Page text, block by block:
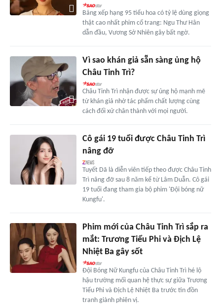
Bảng xếp hạng 95 tiểu hoa có tỷ lệ dùng giọng
thật cao nhất phim cổ trang: Ngu Thư Hân
dẫn đầu, Vương Sở Nhiên gây bất ngờ.
Vì sao khán giả sẵn sàng ủng hộ
Châu Tinh Trì?
Châu Tinh Trì nhận được sự ủng hộ mạnh mẽ
từ khán giả nhờ tác phẩm chất lượng cùng
cách đối xử chân thành với mọi người.
Cô gái 19 tuổi được Châu Tinh Trì
nâng đỡ
Tuyết Dã là diễn viên tiếp theo được Châu Tinh
Trì nâng đỡ sau 8 năm kể từ Lâm Duẫn. Cô gái
19 tuổi đang tham gia bộ phim 'Đội bóng nữ
Kungfu'.
Phim mới của Châu Tinh Trì sắp ra
mắt: Trương Tiểu Phi và Địch Lệ
Nhiệt Ba gây sốt
Đội Bóng Nữ Kungfu của Châu Tinh Trì hé lộ
hậu trường mối quan hệ thực sự giữa Trương
Tiểu Phi và Địch Lệ Nhiệt Ba trước tin đồn
tranh giành phiên vị.